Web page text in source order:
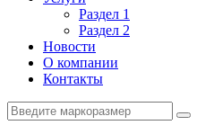
Раздел 1
Раздел 2
Новости
О компании
Контакты